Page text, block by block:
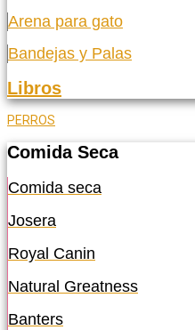
Arena para gato
Bandejas y Palas
Libros
PERROS
Comida Seca
Comida seca
Josera
Royal Canin
Natural Greatness
Banters